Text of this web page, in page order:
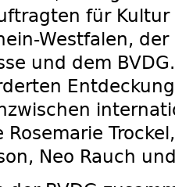
für
Westfalen,
und dem
Rosemarie
Neo Rauch